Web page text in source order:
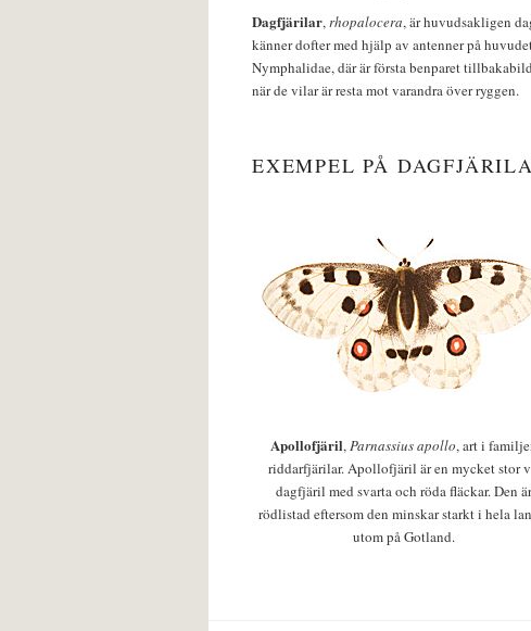
Dagfjärilar,rhopalocera, är huvudsakligen
känner dofter med hjälp av antenner på
Nymphalidae, där är första benparet
när de vilar är resta mot varandra över ryggen.
EXEMPEL PÅ
Apollofjäril,Parnassius apollo, art i
riddarfjärilar. Apollofjäril är en mycket stor
dagfjäril med svarta och röda fläckar. Den är
rödlistad eftersom den minskar starkt i hela
utom på Gotland.